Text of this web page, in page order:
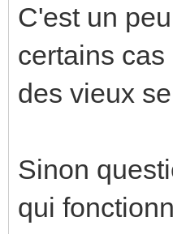
C'est un
certains
des vieux
Sinon
qui